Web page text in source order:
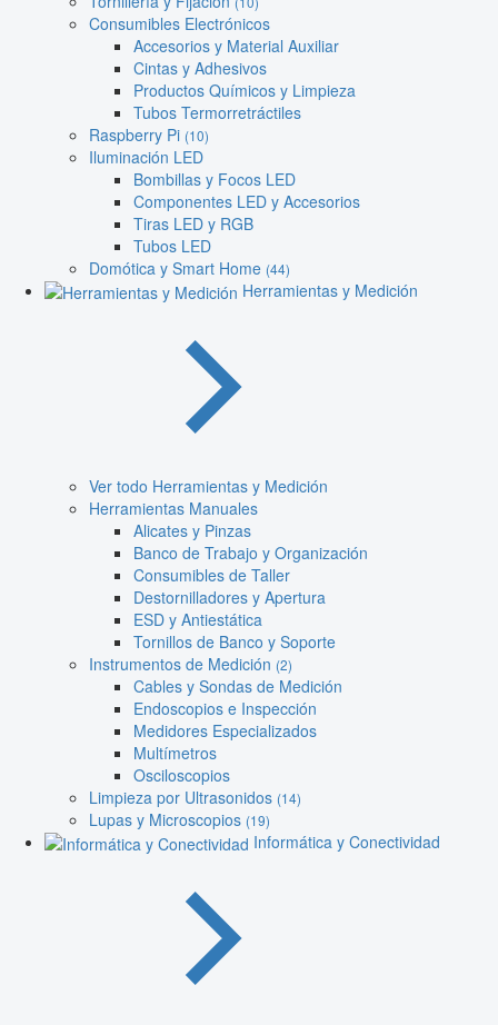
Consumibles Electrónicos
Accesorios y Material Auxiliar
Cintas y Adhesivos
Productos Químicos y Limpieza
Tubos Termorretráctiles
Raspberry Pi (10)
Iluminación LED
Bombillas y Focos LED
Componentes LED y Accesorios
Tiras LED y RGB
Tubos LED
Domótica y Smart Home (44)
Herramientas y Medición
Ver todo Herramientas y Medición
Herramientas Manuales
Alicates y Pinzas
Banco de Trabajo y Organización
Consumibles de Taller
Destornilladores y Apertura
ESD y Antiestática
Tornillos de Banco y Soporte
Instrumentos de Medición (2)
Cables y Sondas de Medición
Endoscopios e Inspección
Medidores Especializados
Multímetros
Osciloscopios
Limpieza por Ultrasonidos (14)
Lupas y Microscopios (19)
Informática y Conectividad